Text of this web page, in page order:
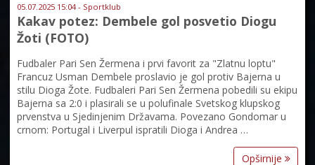
05.07.2025 15:04 - Sportklub
Kakav potez: Dembele gol posvetio Diogu
Žoti (FOTO)
Fudbaler Pari Sen Žermena i prvi favorit za "Zlatnu loptu"
Francuz Usman Dembele proslavio je gol protiv Bajerna u
stilu Dioga Žote. Fudbaleri Pari Sen Žermena pobedili su ekipu
Bajerna sa 2:0 i plasirali se u polufinale Svetskog klupskog
prvenstva u Sjedinjenim Državama. Povezano Gondomar u
crnom: Portugal i Liverpul ispratili Dioga i Andrea …
Opširnije